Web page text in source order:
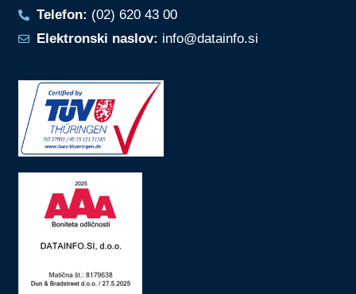
Telefon: (02) 620 43 00
Elektronski naslov: info@datainfo.si